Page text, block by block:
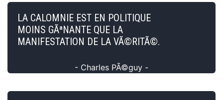
LA CALOMNIE EST EN POLITIQUE
MOINS GÃªNANTE QUE LA
MANIFESTATION DE LA VÃ©RITÃ©.
- Charles PÃ©guy -